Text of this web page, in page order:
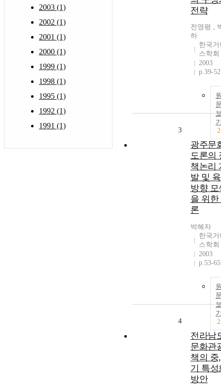
2003 (1)
2002 (1)
2001 (1)
2000 (1)
1999 (1)
1998 (1)
1995 (1)
1992 (1)
1991 (1)
전략
전영평 ,
하
한국
스학회
2003
p.39-52
2
3
광주문
도론의
책논리
발 및
방향 모
을 위한
론
박혜자
한국
스학회
2003
p.53-65
2
4
전라남
문화관
책의 중
기 특성
방안